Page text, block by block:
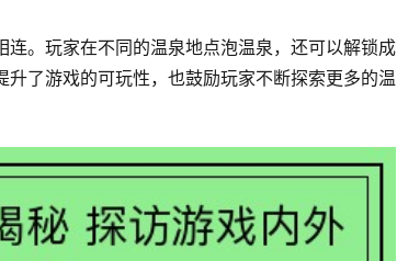
。玩家在不同的温泉地点泡温泉，还可以解锁成
了游戏的可玩性，也鼓励玩家不断探索更多的温